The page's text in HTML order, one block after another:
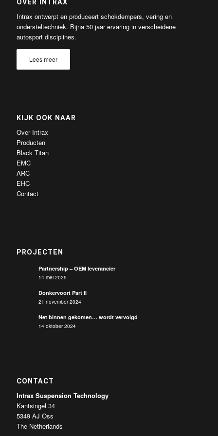
OVER INTRAX
Intrax ontwerpt en produceert schokdempers, vering en
ondersteltechniek. Bijna 50 jaar ervaring in verscheidene
autosport disciplines.
Lees meer
KIJK OOK NAAR
Over Intrax
Producten
Black Titan
EMC
ARC
EHC
Contact
PROJECTEN
Partnership – OEM leverancier
14 mei 2025
Donkervoort Part II
21 november 2024
Net binnen gekomen… wordt vervolgd
14 oktober 2024
CONTACT
Intrax Suspension Technology
Kantsingel 34
5349 AJ Oss
The Netherlands